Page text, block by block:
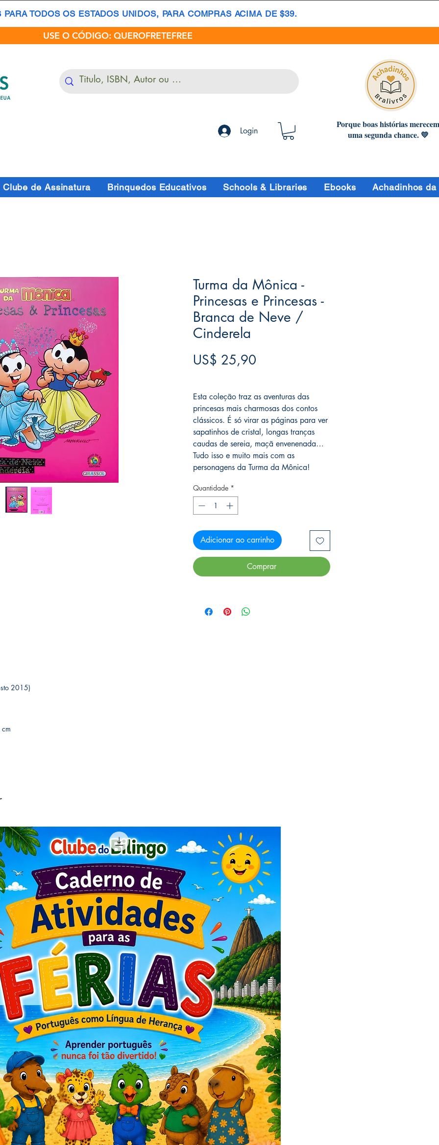
PARA TODOS OS ESTADOS UNIDOS, PARA COMPRAS ACIMA DE $39.
USE O CÓDIGO: QUEROFRETEFREE
Login
Porque boas histórias merecem
uma segunda chance. 💛
Clube de Assinatura Brinquedos Educativos Schools & Libraries Ebooks Achadinhos
Turma da Mônica -
Princesas e Princesas -
Branca de Neve /
Cinderela
US$ 25,90
Esta coleção traz as aventuras das
princesas mais charmosas dos contos
clássicos. É só virar as páginas para ver
sapatinhos de cristal, longas tranças
caudas de sereia, maçã envenenada…
Tudo isso e muito mais com as
personagens da Turma da Mônica!
Quantidade *
Adicionar ao carrinho
Comprar
2015)
cm